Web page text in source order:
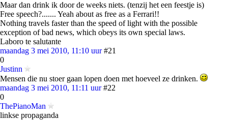
Maar dan drink ik door de weeks niets. (tenzij het een feestje is)
Free speech?....... Yeah about as free as a Ferrari!!
Nothing travels faster than the speed of light with the possible
exception of bad news, which obeys its own special laws.
Laboro te salutante
maandag 3 mei 2010, 11:10 uur #21
0
Justinn
Mensen die nu stoer gaan lopen doen met hoeveel ze drinken.
maandag 3 mei 2010, 11:11 uur #22
0
ThePianoMan
linkse propaganda